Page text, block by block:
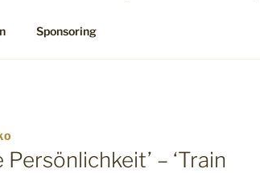
Sponsoring
– ‘Train